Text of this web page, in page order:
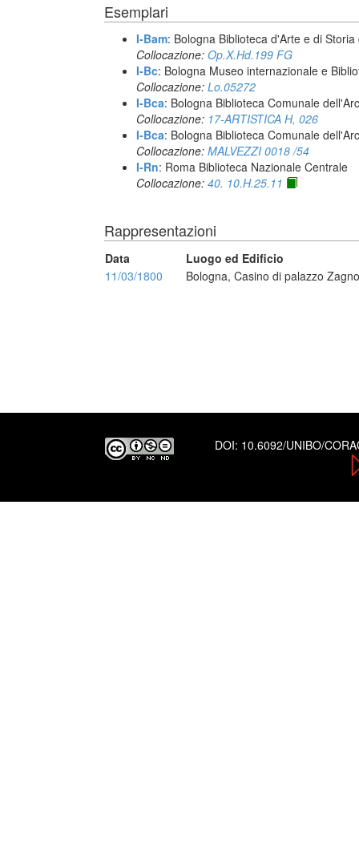
Esemplari
I-Bam: Bologna Biblioteca d'Arte e di
Collocazione: Op.X.Hd.199 FG
I-Bc: Bologna Museo internazionale e
Collocazione: Lo.05272
I-Bca: Bologna Biblioteca Comunale
Collocazione: 17-ARTISTICA H, 026
I-Bca: Bologna Biblioteca Comunale
Collocazione: MALVEZZI 0018 /54
I-Rn: Roma Biblioteca Nazionale Centrale
Collocazione: 40. 10.H.25.11
Rappresentazioni
Data
Luogo ed Edificio
11/03/1800
Bologna, Casino di palazzo
DOI: 10.6092/UNIBO/